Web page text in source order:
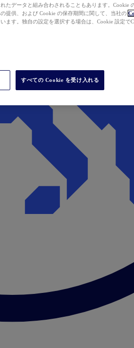
たデータと組み合わされることもあります。Cookie
提供、および Cookie の保存期間に関して、当社の
ます。独自の設定を選択する場合は、Cookie 設定で
すべての Cookie を受け入れる